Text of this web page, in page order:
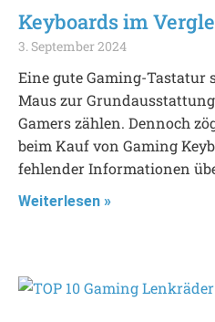
Keyboards im
3. September 2024
Eine gute Gaming-Tastatur
Maus zur Grundausstattung
Gamers zählen. Dennoch
beim Kauf von Gaming
fehlender Informationen
Weiterlesen »